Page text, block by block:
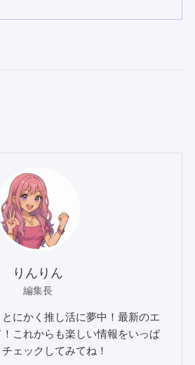
りんりん
編集長
とにかく推し活に夢中！最新のエ
これからも楽しい情報をいっぱ
ェックしてみてね！